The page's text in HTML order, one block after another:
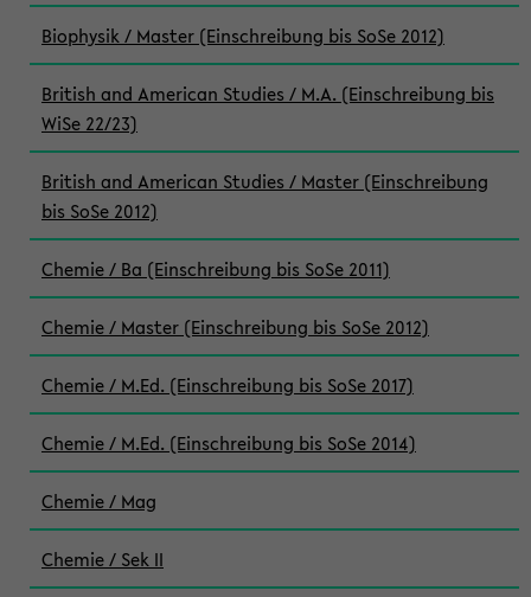
Biophysik / Master (Einschreibung bis SoSe 2012)
British and American Studies / M.A. (Einschreibung bis
WiSe 22/23)
British and American Studies / Master (Einschreibung
bis SoSe 2012)
Chemie / Ba (Einschreibung bis SoSe 2011)
Chemie / Master (Einschreibung bis SoSe 2012)
Chemie / M.Ed. (Einschreibung bis SoSe 2017)
Chemie / M.Ed. (Einschreibung bis SoSe 2014)
Chemie / Mag
Chemie / Sek II